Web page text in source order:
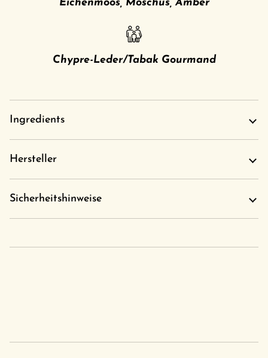
Eichenmoos, Moschus, Amber
Chypre-Leder/Tabak Gourmand
Ingredients
Hersteller
Sicherheitshinweise